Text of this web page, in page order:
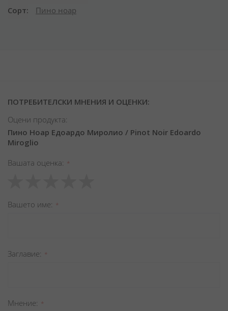
Сорт Пино ноар
ПОТРЕБИТЕЛСКИ МНЕНИЯ И ОЦЕНКИ:
Оцени продукта:
Пино Ноар Едоардо Миролио / Pinot Noir Edoardo
Miroglio
Вашата оценка
star
stars
stars
stars
stars
Вашето име
Заглавиe
Мнение